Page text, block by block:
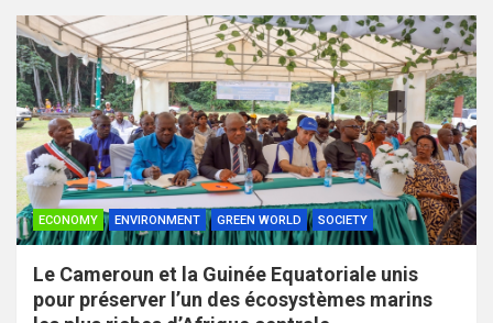
ECONOMY ENVIRONMENT GREEN WORLD SOCIETY
Le Cameroun et la Guinée Equatoriale unis
pour préserver l’un des écosystèmes marins